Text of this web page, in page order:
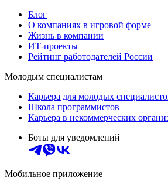
Блог
О компаниях в игровой форме
Жизнь в компании
ИТ-проекты
Рейтинг работодателей России
Молодым специалистам
Карьера для молодых
Школа программистов
Карьера в некоммерческих
Боты для уведомлений
Мобильное приложение